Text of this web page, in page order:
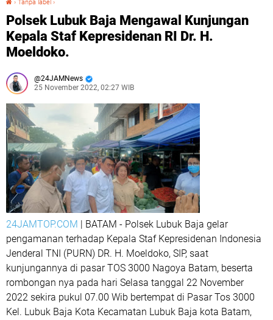
› Tanpa label ›
Polsek Lubuk Baja Mengawal Kunjungan
Kepala Staf Kepresidenan RI Dr. H.
Moeldoko.
24JAMNews
25 November 2022, 02:27 WIB
24JAMTOP.COM | BATAM - Polsek Lubuk Baja gelar
pengamanan terhadap Kepala Staf Kepresidenan Indonesia
Jenderal TNI (PURN) DR. H. Moeldoko, SIP, saat
kunjungannya di pasar TOS 3000 Nagoya Batam, beserta
rombongan nya pada hari Selasa tanggal 22 November
2022 sekira pukul 07.00 Wib bertempat di Pasar Tos 3000
Kel. Lubuk Baja Kota Kecamatan Lubuk Baja kota Batam,